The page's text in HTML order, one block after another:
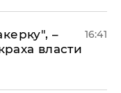
–
власти
16:41